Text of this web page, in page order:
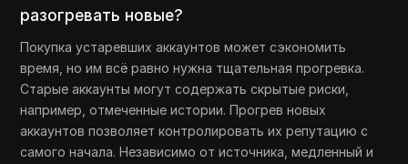
разогревать новые?
Покупка устаревших аккаунтов может сэкономить
время, но им всё равно нужна тщательная прогревка.
Старые аккаунты могут содержать скрытые риски,
например, отмеченные истории. Прогрев новых
аккаунтов позволяет контролировать их репутацию с
самого начала. Независимо от источника, медленный и